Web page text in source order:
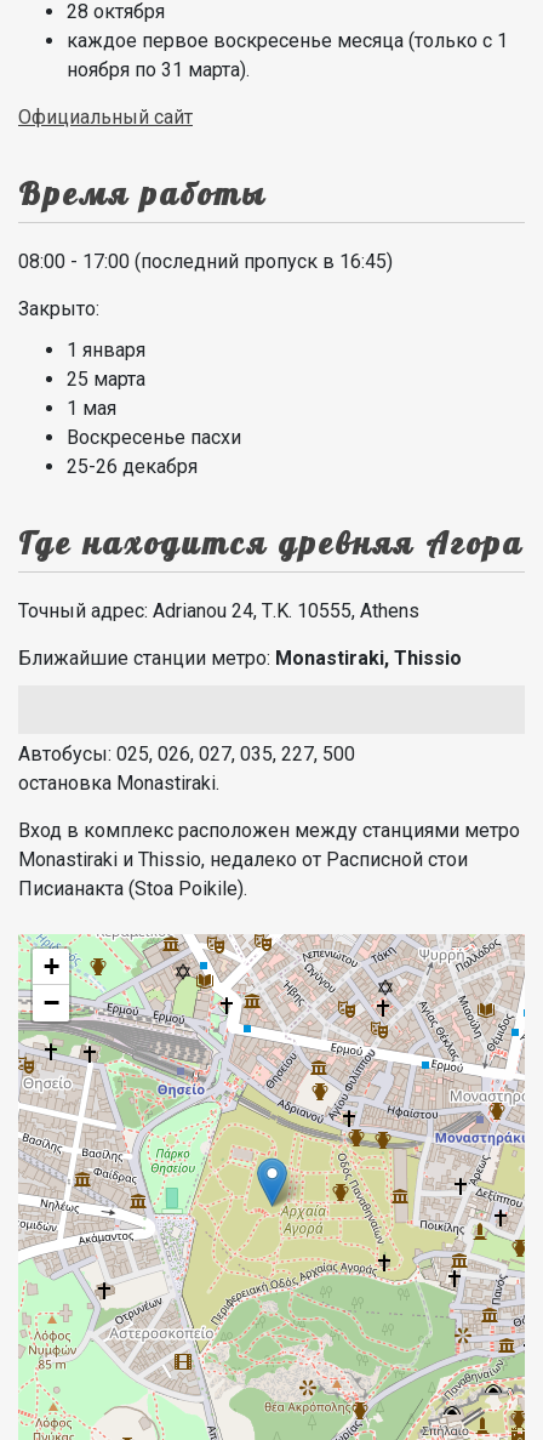
28 октября
каждое первое воскресенье месяца (только с 1
ноября по 31 марта).
Официальный сайт
Время работы
08:00 - 17:00 (последний пропуск в 16:45)
Закрыто:
1 января
25 марта
1 мая
Воскресенье пасхи
25-26 декабря
Где находится древняя Агора
Точный адрес: Adrianou 24, Τ.Κ. 10555, Athens
Ближайшие станции метро: Monastiraki, Thissio
Автобусы: 025, 026, 027, 035, 227, 500
остановка Monastiraki.
Вход в комплекс расположен между станциями метро
Monastiraki и Thissio, недалеко от Расписной стои
Писианакта (Stoa Poikile).
+
−